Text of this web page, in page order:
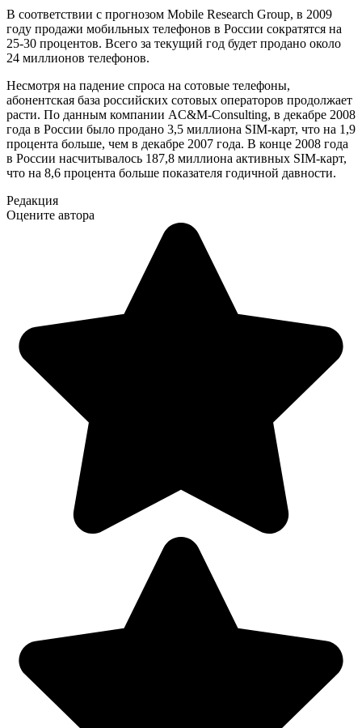
В соответствии с прогнозом Mobile Research Group, в 2009
году продажи мобильных телефонов в России сократятся на
25-30 процентов. Всего за текущий год будет продано около
24 миллионов телефонов.
Несмотря на падение спроса на сотовые телефоны,
абонентская база российских сотовых операторов продолжает
расти. По данным компании AC&M-Consulting, в декабре 2008
года в России было продано 3,5 миллиона SIM-карт, что на 1,9
процента больше, чем в декабре 2007 года. В конце 2008 года
в России насчитывалось 187,8 миллиона активных SIM-карт,
что на 8,6 процента больше показателя годичной давности.
Редакция
Оцените автора